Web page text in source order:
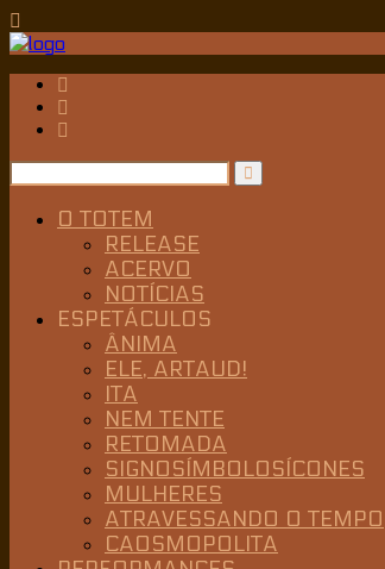
O TOTEM
RELEASE
ACERVO
NOTÍCIAS
ESPETÁCULOS
ÂNIMA
ELE, ARTAUD!
ITA
NEM TENTE
RETOMADA
SIGNOSÍMBOLOSÍCONES
MULHERES
ATRAVESSANDO O TEMPO
CAOSMOPOLITA